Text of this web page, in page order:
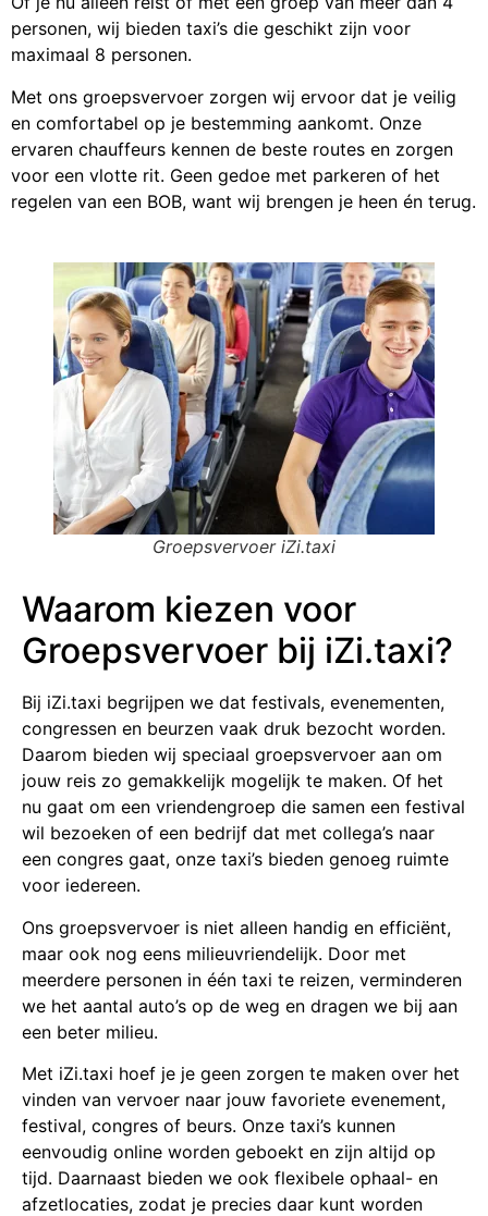
personen, wij bieden taxi’s die geschikt zijn voor
maximaal 8 personen.
Met ons groepsvervoer zorgen wij ervoor dat je veilig
en comfortabel op je bestemming aankomt. Onze
ervaren chauffeurs kennen de beste routes en zorgen
voor een vlotte rit. Geen gedoe met parkeren of het
regelen van een BOB, want wij brengen je heen én terug.
Groepsvervoer iZi.taxi
Waarom kiezen voor
Groepsvervoer bij iZi.taxi?
Bij iZi.taxi begrijpen we dat festivals, evenementen,
congressen en beurzen vaak druk bezocht worden.
Daarom bieden wij speciaal groepsvervoer aan om
jouw reis zo gemakkelijk mogelijk te maken. Of het
nu gaat om een vriendengroep die samen een festival
wil bezoeken of een bedrijf dat met collega’s naar
een congres gaat, onze taxi’s bieden genoeg ruimte
voor iedereen.
Ons groepsvervoer is niet alleen handig en efficiënt,
maar ook nog eens milieuvriendelijk. Door met
meerdere personen in één taxi te reizen, verminderen
we het aantal auto’s op de weg en dragen we bij aan
een beter milieu.
Met iZi.taxi hoef je je geen zorgen te maken over het
vinden van vervoer naar jouw favoriete evenement,
festival, congres of beurs. Onze taxi’s kunnen
eenvoudig online worden geboekt en zijn altijd op
tijd. Daarnaast bieden we ook flexibele ophaal- en
afzetlocaties, zodat je precies daar kunt worden